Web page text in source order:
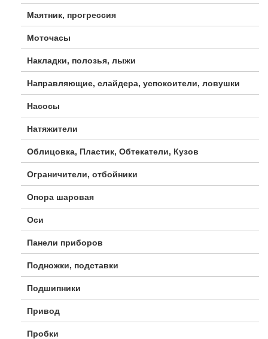
Маятник, прогрессия
Моточасы
Накладки, полозья, лыжи
Направляющие, слайдера, успокоители, ловушки
Насосы
Натяжители
Облицовка, Пластик, Обтекатели, Кузов
Ограничители, отбойники
Опора шаровая
Оси
Панели приборов
Подножки, подставки
Подшипники
Привод
Пробки